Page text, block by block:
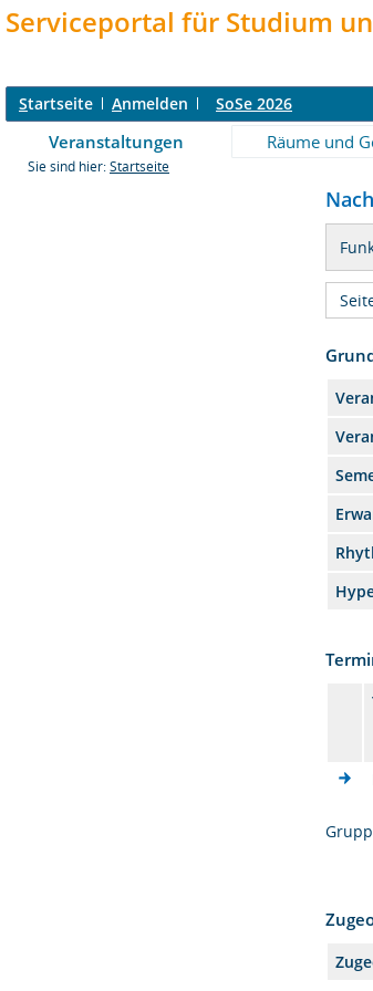
Serviceportal für Studium
Startseite Anmelden SoSe 2026
Veranstaltungen Räume und
Sie sind hier: Startseite